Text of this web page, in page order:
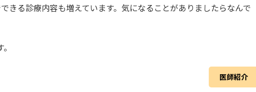
きる診療内容も増えています。気になることがありましたらなんで
医師紹介